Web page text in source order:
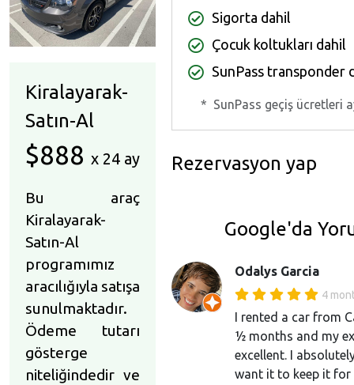
Sigorta dahil
Çocuk koltukları dahil
SunPass transponder
* SunPass geçiş ücretleri
Rezervasyon yap
Google'da
Odalys Garcia
4
I rented a car from
½ months and my
excellent. I
want it to keep it for
Kiralayarak-
Satın-Al
$888 x 24 ay
Bu araç
Kiralayarak-
Satın-Al
programımız
aracılığıyla satışa
sunulmaktadır.
Ödeme tutarı
gösterge
niteliğindedir ve